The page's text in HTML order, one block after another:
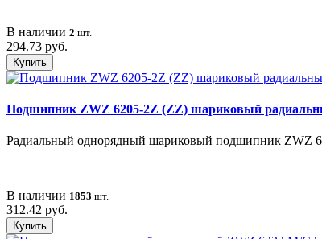
В наличии 2 шт.
294.73 руб.
Купить
Подшипник ZWZ 6205-2Z (ZZ) шариковый
Радиальный однорядный шариковый подшипник ZWZ
В наличии 1853 шт.
312.42 руб.
Купить